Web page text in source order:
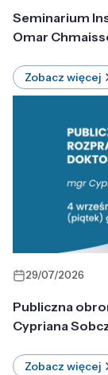
Seminarium
Omar
Zobacz więcej
29/07/2026
Publiczna
Cypriana
Zobacz więcej